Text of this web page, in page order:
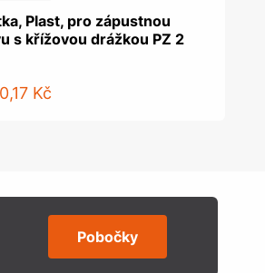
Plast, pro zápustnou
s křížovou drážkou PZ 2
0,17 Kč
Pobočky